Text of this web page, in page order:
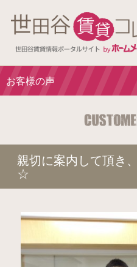
お客様の声
親切に案内して頂き
☆